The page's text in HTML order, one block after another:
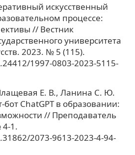
искусственный
процессе:
// Вестник
университета
2023. № 5 (115).
1997-0803-2023-5115-
Е. В., Ланина С. Ю.
ChatGPT в образовании:
// Преподаватель
4-1.
2073-9613-2023-4-94-